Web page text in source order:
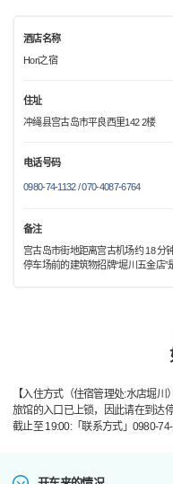
酒店名称
Hori之宿
住址
冲绳县宫古岛市平良西里142 2楼
电话号码
0980-74-1132 / 070-4087-6764
备注
宫古岛市街地距离宫古机场约 18 分
停车场前的建筑物招牌“堀川五金店”
【入住方式（住宿管理处:水店堀川
旅馆的入口已上锁，因此请在到达
截止至 19:00:「联系方式」0980-